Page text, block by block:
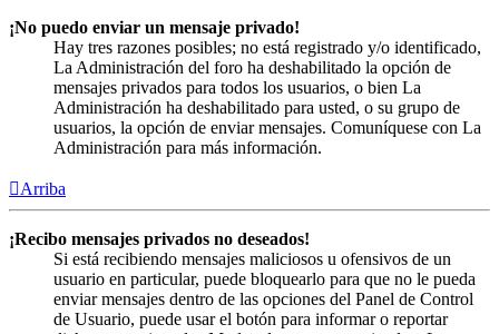
¡No puedo enviar un mensaje privado!
Hay tres razones posibles; no está registrado y/o identificado,
La Administración del foro ha deshabilitado la opción de
mensajes privados para todos los usuarios, o bien La
Administración ha deshabilitado para usted, o su grupo de
usuarios, la opción de enviar mensajes. Comuníquese con La
Administración para más información.
Arriba
¡Recibo mensajes privados no deseados!
Si está recibiendo mensajes maliciosos u ofensivos de un
usuario en particular, puede bloquearlo para que no le pueda
enviar mensajes dentro de las opciones del Panel de Control
de Usuario, puede usar el botón para informar o reportar